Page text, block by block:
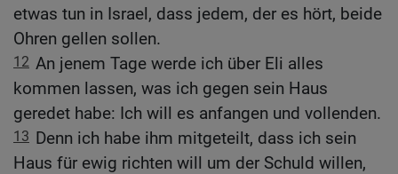
etwas tun in Israel, dass jedem, der es hört, beide
Ohren gellen sollen.
12 An jenem Tage werde ich über Eli alles
kommen lassen, was ich gegen sein Haus
geredet habe: Ich will es anfangen und vollenden.
13 Denn ich habe ihm mitgeteilt, dass ich sein
Haus für ewig richten will um der Schuld willen,